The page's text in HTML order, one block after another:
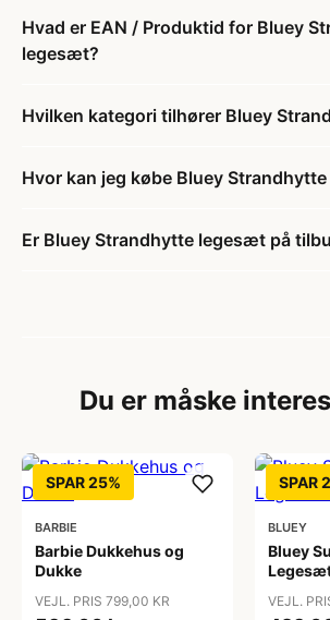
Hvad er EAN / Produktid for Bluey
legesæt?
Hvilken kategori tilhører Bluey
Hvor kan jeg købe Bluey
Er Bluey Strandhytte legesæt på
Du er måske
SPAR 25%
BARBIE
Barbie Dukkehus og
Dukke
VEJL. PRIS 799,00 KR
SPAR
BLUEY
Bluey
VEJL.